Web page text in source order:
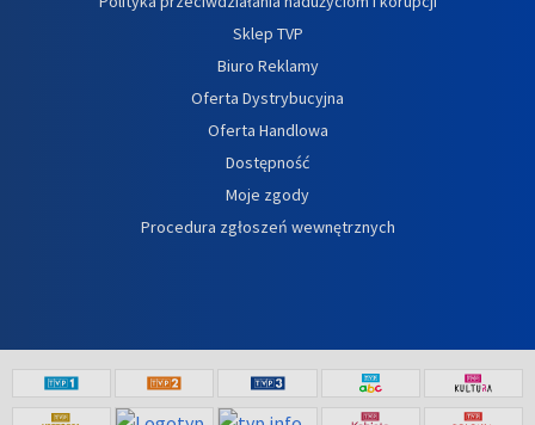
Sklep TVP
Biuro Reklamy
Oferta Dystrybucyjna
Oferta Handlowa
Dostępność
Moje zgody
Procedura zgłoszeń wewnętrznych